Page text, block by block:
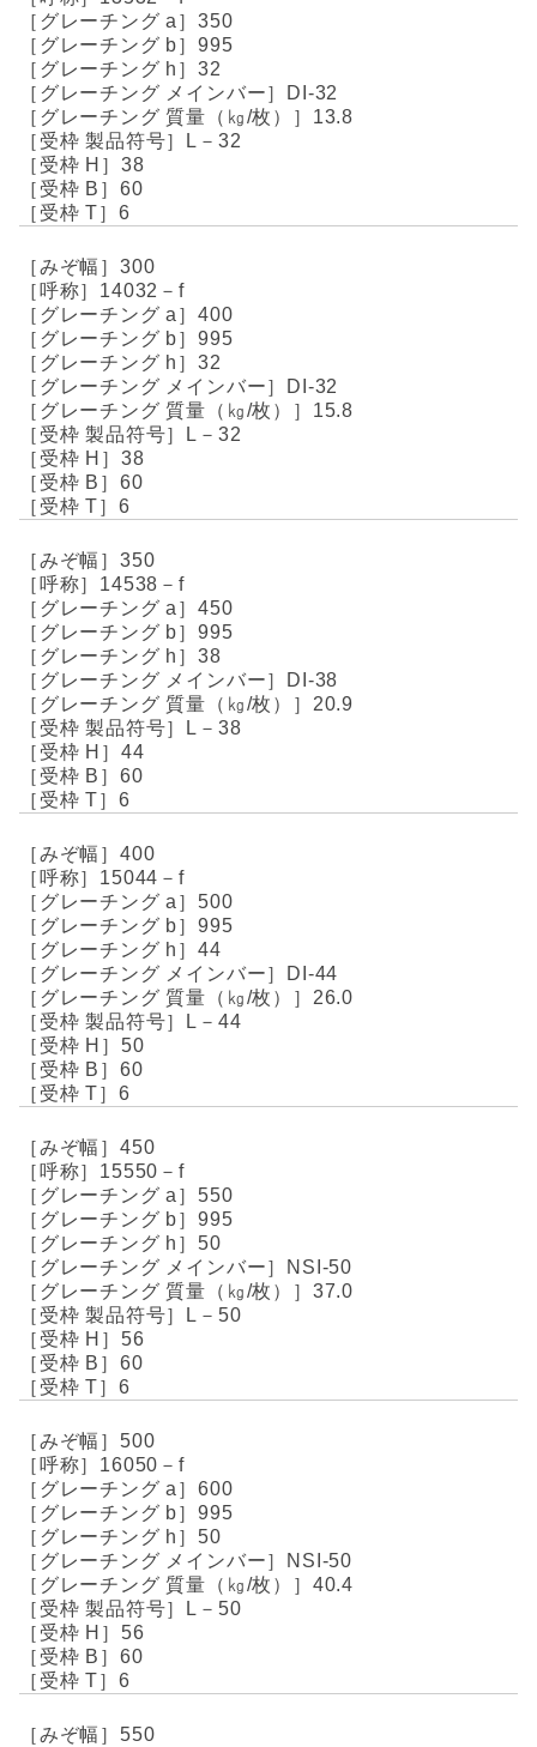
350
995
32
DI-32
13.8
L－32
38
60
6
300
14032－f
400
995
32
DI-32
15.8
L－32
38
60
6
350
14538－f
450
995
38
DI-38
20.9
L－38
44
60
6
400
15044－f
500
995
44
DI-44
26.0
L－44
50
60
6
450
15550－f
550
995
50
NSI-50
37.0
L－50
56
60
6
500
16050－f
600
995
50
NSI-50
40.4
L－50
56
60
6
550